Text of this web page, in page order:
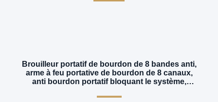
Brouilleur portatif de bourdon de 8 bandes anti,
arme à feu portative de bourdon de 8 canaux,
anti bourdon portatif bloquant le système,